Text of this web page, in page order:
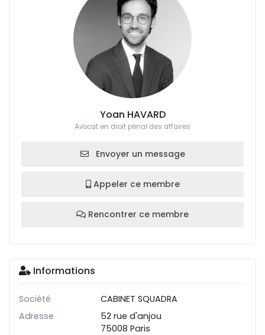
Yoan HAVARD
Avocat en droit pénal des affaires
Envoyer un message
Appeler ce membre
Rencontrer ce membre
Informations
Société
CABINET SQUADRA
Adresse
52 rue d'anjou
75008 Paris